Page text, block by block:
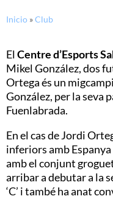
Inicio »Club
ElCentre d’Esports
Mikel González, dos
Ortega és un
González, per la seva
Fuenlabrada.
En el cas de Jordi
inferiors amb
amb el conjunt
arribar a debutar a la
‘C’ i també ha anat